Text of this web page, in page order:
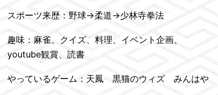
スポーツ来歴：野球→柔道→少林寺拳法
趣味：麻雀、クイズ、料理、イベント企画、
youtube観賞、読書
やっているゲーム：天鳳 黒猫のウィズ みんはや